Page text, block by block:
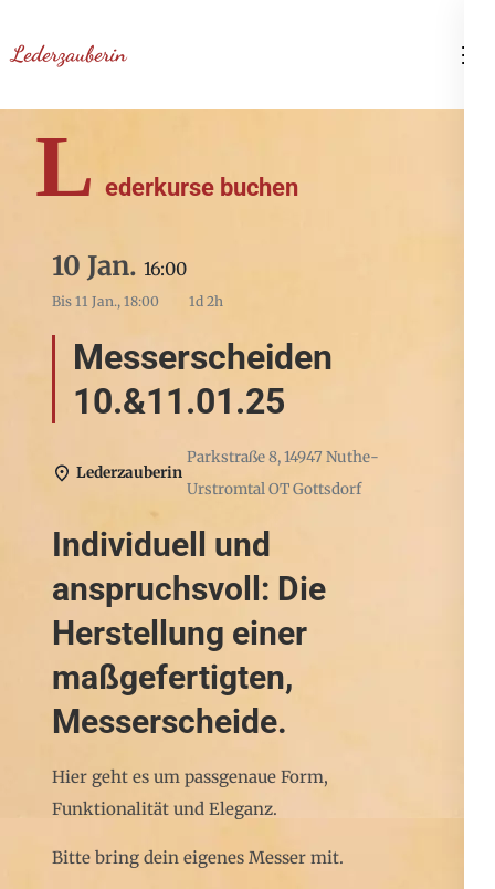
Inhalt
(Enter
drücken)
Lederzauberin
L ederkurse buchen
10 Jan. 16:00
Bis 11 Jan., 18:00 1d 2h
Messerscheiden
10.&11.01.25
Lederzauberin
Parkstraße 8, 14947 Nuthe-
Urstromtal OT Gottsdorf
Individuell und
anspruchsvoll: Die
Herstellung einer
maßgefertigten,
Messerscheide.
Hier geht es um passgenaue Form,
Funktionalität und Eleganz.
Bitte bring dein eigenes Messer mit.